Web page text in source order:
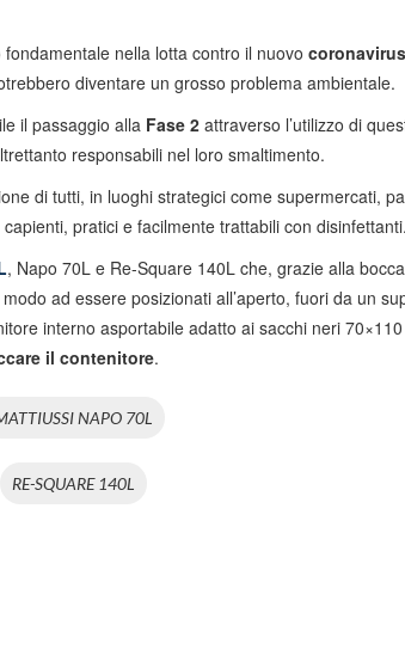
nella lotta contro il nuovo coronavirus
diventare un grosso problema ambientale.
il passaggio alla Fase 2 attraverso l’utilizzo di
responsabili nel loro smaltimento.
di tutti, in luoghi strategici come supermercati,
pratici e facilmente trattabili con disinfettanti.
, Napo 70L e Re-Square 140L che, grazie alla
ad essere posizionati all’aperto, fuori da un
interno asportabile adatto ai sacchi neri 70×110
il contenitore.
NAPO 70L
RE-SQUARE 140L